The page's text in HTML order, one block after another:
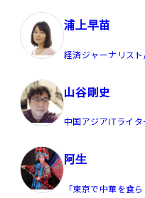
浦上早苗
経済ジャーナリス
山谷剛史
中国アジアITライタ
阿生
「東京で中華を食ら